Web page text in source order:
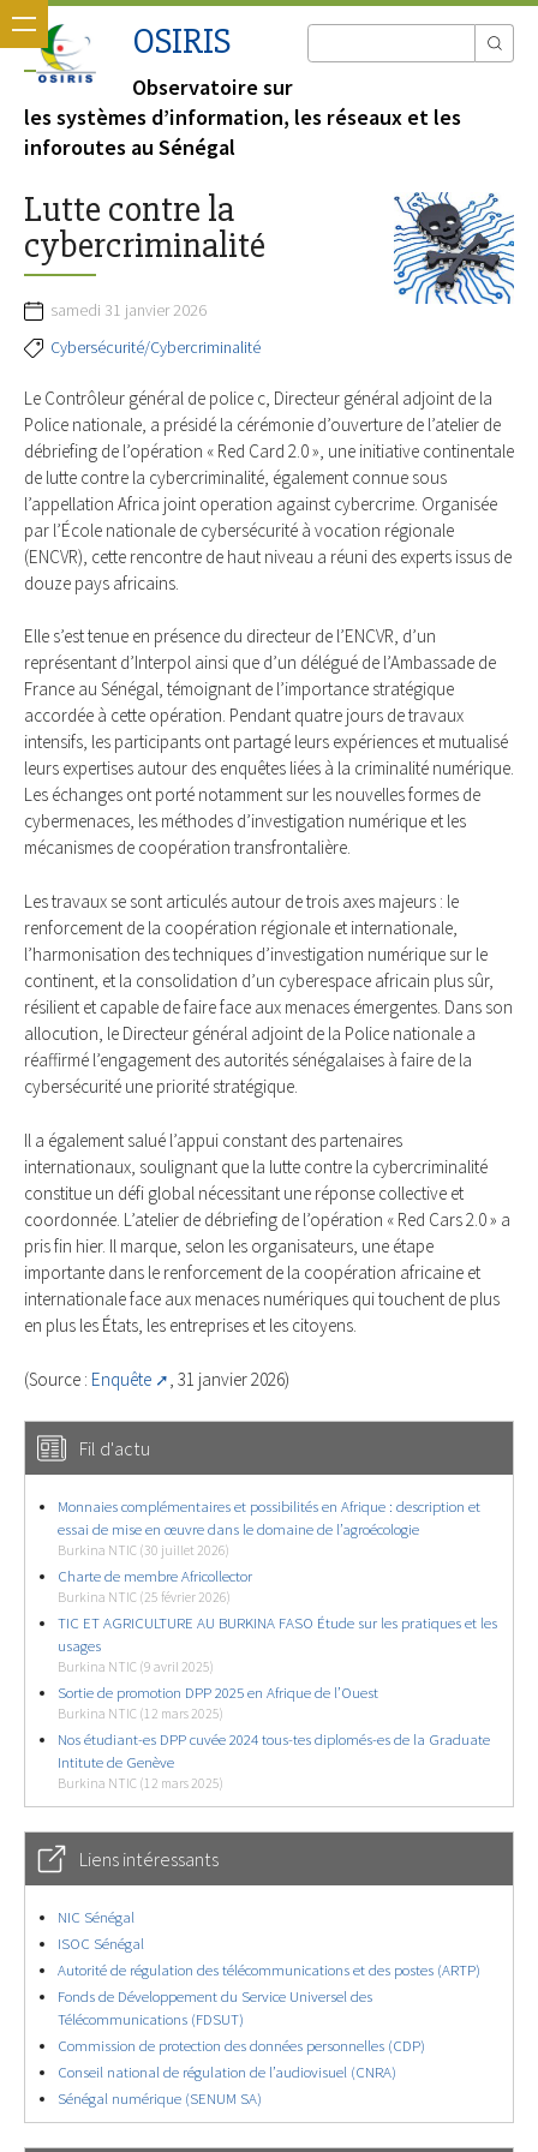
OSIRIS
Observatoire sur
les systèmes d’information, les réseaux et les
inforoutes au Sénégal
Lutte contre la
cybercriminalité
samedi 31 janvier 2026
Cybersécurité/Cybercriminalité
Le Contrôleur général de police c, Directeur général adjoint de la
Police nationale, a présidé la cérémonie d’ouverture de l’atelier de
débriefing de l’opération « Red Card 2.0 », une initiative continentale
de lutte contre la cybercriminalité, également connue sous
l’appellation Africa joint operation against cybercrime. Organisée
par l’École nationale de cybersécurité à vocation régionale
(ENCVR), cette rencontre de haut niveau a réuni des experts issus de
douze pays africains.
Elle s’est tenue en présence du directeur de l’ENCVR, d’un
représentant d’Interpol ainsi que d’un délégué de l’Ambassade de
France au Sénégal, témoignant de l’importance stratégique
accordée à cette opération. Pendant quatre jours de travaux
intensifs, les participants ont partagé leurs expériences et mutualisé
leurs expertises autour des enquêtes liées à la criminalité numérique.
Les échanges ont porté notamment sur les nouvelles formes de
cybermenaces, les méthodes d’investigation numérique et les
mécanismes de coopération transfrontalière.
Les travaux se sont articulés autour de trois axes majeurs : le
renforcement de la coopération régionale et internationale,
l’harmonisation des techniques d’investigation numérique sur le
continent, et la consolidation d’un cyberespace africain plus sûr,
résilient et capable de faire face aux menaces émergentes. Dans son
allocution, le Directeur général adjoint de la Police nationale a
réaffirmé l’engagement des autorités sénégalaises à faire de la
cybersécurité une priorité stratégique.
Il a également salué l’appui constant des partenaires
internationaux, soulignant que la lutte contre la cybercriminalité
constitue un défi global nécessitant une réponse collective et
coordonnée. L’atelier de débriefing de l’opération « Red Cars 2.0 » a
pris fin hier. Il marque, selon les organisateurs, une étape
importante dans le renforcement de la coopération africaine et
internationale face aux menaces numériques qui touchent de plus
en plus les États, les entreprises et les citoyens.
(Source : Enquête , 31 janvier 2026)
Fil d'actu
Monnaies complémentaires et possibilités en Afrique : description et
essai de mise en œuvre dans le domaine de l’agroécologie
Burkina NTIC (30 juillet 2026)
Charte de membre Africollector
Burkina NTIC (25 février 2026)
TIC ET AGRICULTURE AU BURKINA FASO Étude sur les pratiques et les
usages
Burkina NTIC (9 avril 2025)
Sortie de promotion DPP 2025 en Afrique de l’Ouest
Burkina NTIC (12 mars 2025)
Nos étudiant-es DPP cuvée 2024 tous-tes diplomés-es de la Graduate
Intitute de Genève
Burkina NTIC (12 mars 2025)
Liens intéressants
NIC Sénégal
ISOC Sénégal
Autorité de régulation des télécommunications et des postes (ARTP)
Fonds de Développement du Service Universel des
Télécommunications (FDSUT)
Commission de protection des données personnelles (CDP)
Conseil national de régulation de l’audiovisuel (CNRA)
Sénégal numérique (SENUM SA)